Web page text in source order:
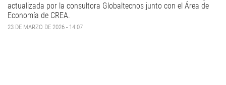
actualizada por la consultora Globaltecnos junto con el Área de
Economía de CREA.
23 DE MARZO DE 2026 - 14:07